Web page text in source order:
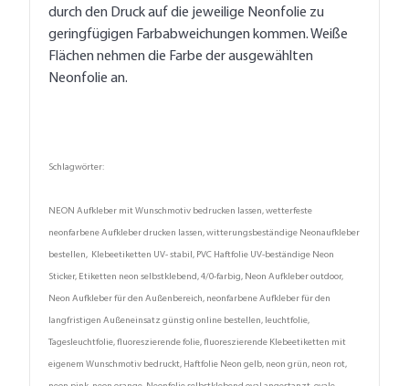
durch den Druck auf die jeweilige Neonfolie zu
geringfügigen Farbabweichungen kommen. Weiße
Flächen nehmen die Farbe der ausgewählten
Neonfolie an.
Schlagwörter:
NEON Aufkleber mit Wunschmotiv bedrucken lassen, wetterfeste
neonfarbene Aufkleber drucken lassen, witterungsbeständige Neonaufkleber
bestellen, Klebeetiketten UV- stabil, PVC Haftfolie UV-beständige Neon
Sticker, Etiketten neon selbstklebend, 4/0-farbig, Neon Aufkleber outdoor,
Neon Aufkleber für den Außenbereich, neonfarbene Aufkleber für den
langfristigen Außeneinsatz günstig online bestellen, leuchtfolie,
Tagesleuchtfolie, fluoreszierende folie, fluoreszierende Klebeetiketten mit
eigenem Wunschmotiv bedruckt, Haftfolie Neon gelb, neon grün, neon rot,